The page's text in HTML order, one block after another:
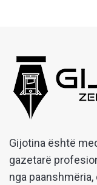
Gijotina është
gazetarë
nga